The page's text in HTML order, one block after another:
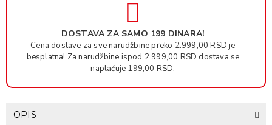
DOSTAVA ZA SAMO 199 DINARA!
Cena dostave za sve narudžbine preko 2.999,00 RSD je
besplatna! Za narudžbine ispod 2.999,00 RSD dostava se
naplaćuje 199,00 RSD.
OPIS